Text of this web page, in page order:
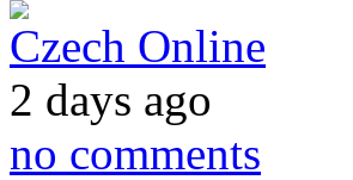
Czech Online
2 days ago
no comments